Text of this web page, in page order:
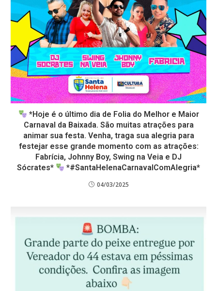
*Hoje é o último dia de Folia do Melhor e Maior
Carnaval da Baixada. São muitas atrações para
animar sua festa. Venha, traga sua alegria para
festejar esse grande momento com as atrações:
Fabrícia, Johnny Boy, Swing na Veia e DJ
Sócrates*
*#SantaHelenaCarnavalComAlegria*
04/03/2025